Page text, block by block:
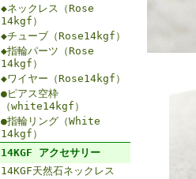
◆ネックレス（Rose
14kgf）
◆チューブ（Rose14kgf）
◆指輪パーツ（Rose
14kgf）
◆ワイヤー（Rose14kgf）
●ピアス空枠
（white14kgf）
●指輪リング（White
14kgf）
14KGF アクセサリー
14KGF天然石ネックレス